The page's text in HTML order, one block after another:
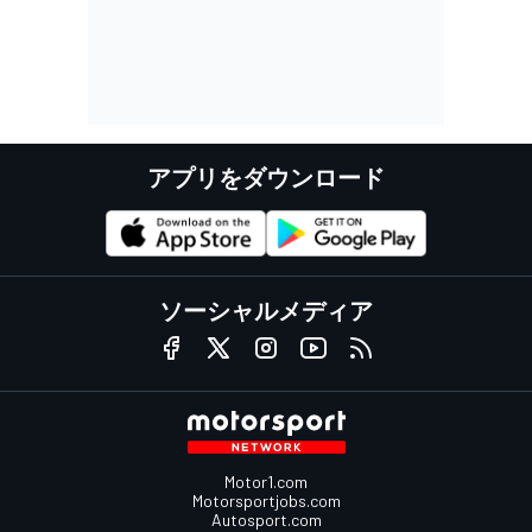
アプリをダウンロード
ソーシャルメディア
Motor1.com
Motorsportjobs.com
Autosport.com